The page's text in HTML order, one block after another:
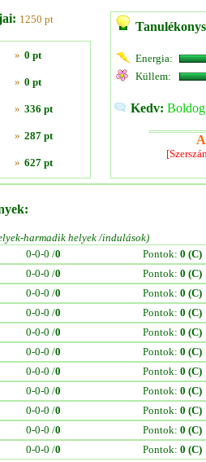
1250 pt
» 0 pt
» 0 pt
» 336 pt
» 287 pt
» 627 pt
Energia:
Küllem:
Kedv: Boldog
harmadik helyek /indulások)
0-0-0 /0 Pontok: 0 (C)
0-0-0 /0 Pontok: 0 (C)
0-0-0 /0 Pontok: 0 (C)
0-0-0 /0 Pontok: 0 (C)
0-0-0 /0 Pontok: 0 (C)
0-0-0 /0 Pontok: 0 (C)
0-0-0 /0 Pontok: 0 (C)
0-0-0 /0 Pontok: 0 (C)
0-0-0 /0 Pontok: 0 (C)
0-0-0 /0 Pontok: 0 (C)
0-0-0 /0 Pontok: 0 (C)